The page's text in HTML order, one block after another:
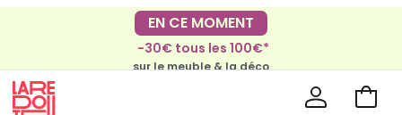
EN CE MOMENT
-30€ tous les 100€*
sur le meuble & la déco
-40% dès 2 articles*
sur le linge de maison et la literie
Voir